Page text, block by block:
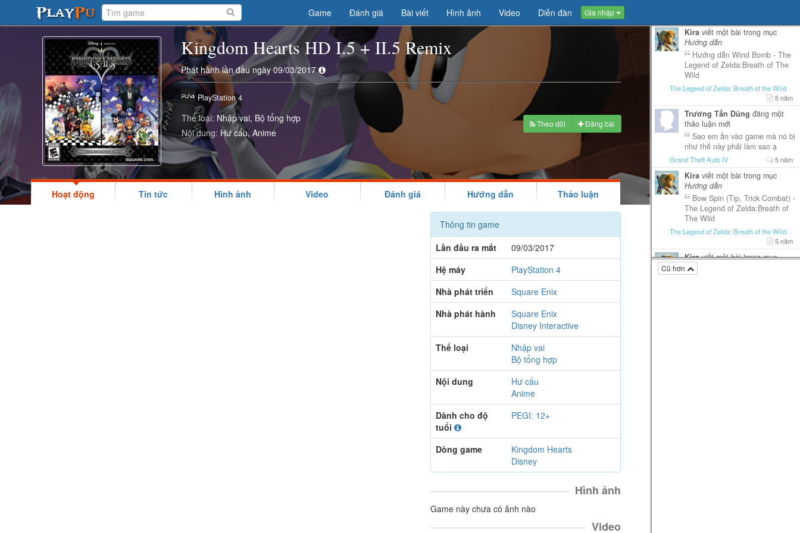
Kingdom Hearts HD I.5 + II.5 Remix
Phát hành lần đầu ngày 09/03/2017
PlayStation 4
Thể loại: Nhập vai Bộ tổng hợp
Nội dung: Hư cấu Anime
Theo dõi Đăng bài
Hoạt động Tin tức Hình ảnh Video Đánh giá Hướng dẫn Thảo luận
Thông tin game
Lần đầu ra mắt
09/03/2017
Hệ máy
PlayStation 4
Nhà phát triển
Square Enix
Nhà phát hành
Square Enix
Disney Interactive
Thể loại
Nhập vai
Bộ tổng hợp
Nội dung
Hư cấu
Anime
Dành cho độ
tuổi
PEGI: 12+
Dòng game
Kingdom Hearts
Disney
Hình ảnh
Game này chưa có ảnh nào
Video
Game Đánh giá Bài viết Hình ảnh Video Diễn đàn Gia nhập
Kira viết một bài trong mục
Hướng dẫn
Hướng dẫn Wind Bomb - The
Legend of Zelda:Breath of The
Wild
The Legend of Zelda: Breath of the Wild
5 năm
Trương Tấn Dũng đăng một
thảo luận mới
Sao em ấn vào game mà nó bị
như thế này phải làm sao ạ
Grand Theft Auto IV 5 năm
Kira viết một bài trong mục
Hướng dẫn
Bow Spin (Tip, Trick Combat) -
The Legend of Zelda:Breath of
The Wild
The Legend of Zelda: Breath of the Wild
5 năm
Kiraviết một bài trong mục
Hướng dẫn
Cũ hơn